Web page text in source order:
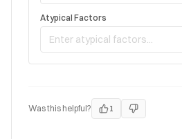
Atypical Factors
Was this helpful? 1